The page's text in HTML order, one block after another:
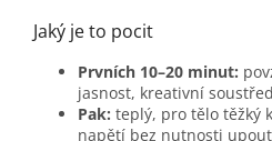
Jaký je to pocit
Prvních 10–20 minut:
jasnost, kreativní
Pak: teplý, pro tělo těžký
napětí bez nutnosti